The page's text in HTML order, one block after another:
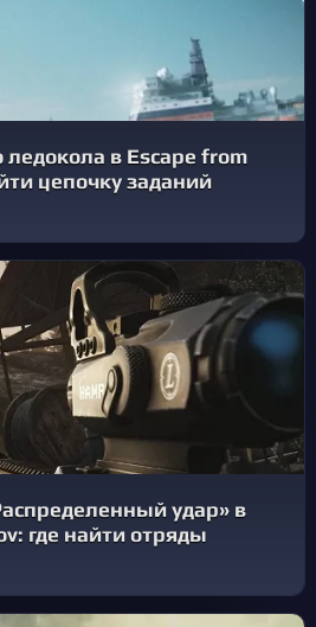
ледокола в Escape from
цепочку заданий
удар» в
где найти отряды